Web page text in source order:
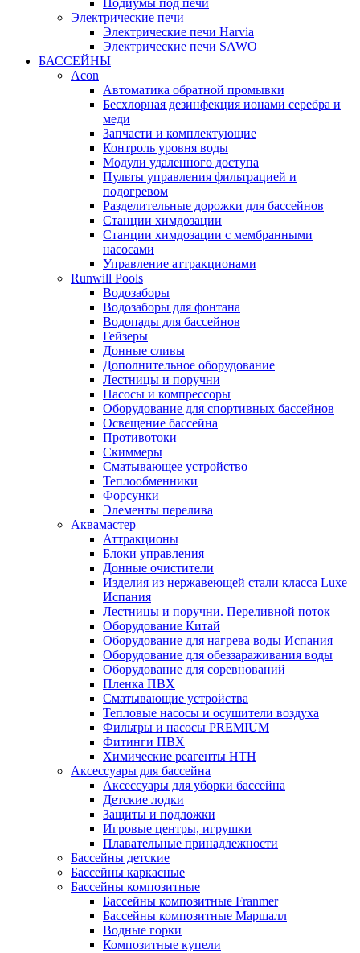
Подиумы под печи
Электрические печи
Электрические печи Harvia
Электрические печи SAWO
БАССЕЙНЫ
Acon
Автоматика обратной промывки
Беcхлорная дезинфекция ионами серебра и
меди
Запчасти и комплектующие
Контроль уровня воды
Модули удаленного доступа
Пульты управления фильтрацией и
подогревом
Разделительные дорожки для бассейнов
Станции химдозации
Станции химдозации с мембранными
насосами
Управление аттракционами
Runwill Pools
Водозаборы
Водозаборы для фонтана
Водопады для бассейнов
Гейзеры
Донные сливы
Дополнительное оборудование
Лестницы и поручни
Насосы и компрессоры
Оборудование для спортивных бассейнов
Освещение бассейна
Противотоки
Скиммеры
Сматывающее устройство
Теплообменники
Форсунки
Элементы перелива
Аквамастер
Аттракционы
Блоки управления
Донные очистители
Изделия из нержавеющей стали класса Luxe
Испания
Лестницы и поручни. Переливной поток
Оборудование Китай
Оборудование для нагрева воды Испания
Оборудование для обеззараживания воды
Оборудование для соревнований
Пленка ПВХ
Сматывающие устройства
Тепловые насосы и осушители воздуха
Фильтры и насосы PREMIUM
Фитинги ПВХ
Химические реагенты HTH
Аксессуары для бассейна
Аксессуары для уборки бассейна
Детские лодки
Защиты и подложки
Игровые центры, игрушки
Плавательные принадлежности
Бассейны детские
Бассейны каркасные
Бассейны композитные
Бассейны композитные Franmer
Бассейны композитные Маршалл
Водные горки
Композитные купели